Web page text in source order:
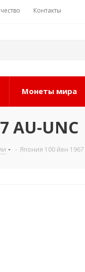
Контакты
Монеты мира
AU-UNC
- Япония 100 йен 1967